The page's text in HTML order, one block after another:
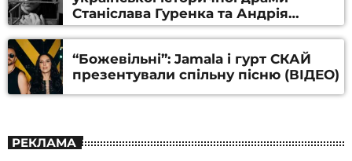
Станіслава Гуренка та Андрія
Алфьорова (ВІДЕО)
“Божевільні”: Jamala і гурт СКАЙ
презентували спільну пісню (ВІДЕО)
РЕКЛАМА